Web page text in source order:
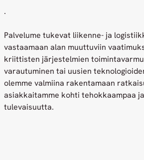
.
Palvelume tukevat liikenne- ja
vastaamaan alan muuttuviin
kriittisten järjestelmien
varautuminen tai uusien
olemme valmiina rakentamaan
asiakkaitamme kohti tehokkaampaa
tulevaisuutta.